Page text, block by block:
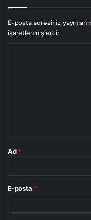
E-posta adresiniz
işaretlenmişlerdir
Ad *
E-posta *